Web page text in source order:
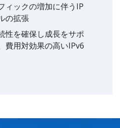
ィックの増加に伴うIP
の拡張
性を確保し成長をサポ
費用対効果の高いIPv6